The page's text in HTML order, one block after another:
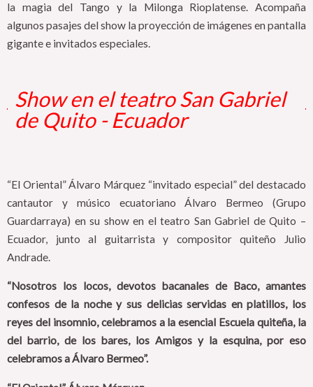
la magia del Tango y la Milonga Rioplatense. Acompaña
algunos pasajes del show la proyección de imágenes en pantalla
gigante e invitados especiales.
Show en el teatro San Gabriel
de Quito - Ecuador
“El Oriental” Álvaro Márquez “invitado especial” del destacado
cantautor y músico ecuatoriano Álvaro Bermeo (Grupo
Guardarraya) en su show en el teatro San Gabriel de Quito –
Ecuador, junto al guitarrista y compositor quiteño Julio
Andrade.
“Nosotros los locos, devotos bacanales de Baco, amantes
confesos de la noche y sus delicias servidas en platillos, los
reyes del insomnio, celebramos a la esencial Escuela quiteña, la
del barrio, de los bares, los Amigos y la esquina, por eso
celebramos a Álvaro Bermeo”.